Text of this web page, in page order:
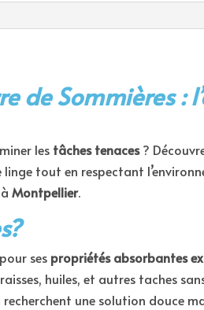
de Sommières :
les tâches tenaces?
tout en respectant
àMontpellier.
ses propriétés absorbantes
huiles, et autres taches
une solution douce